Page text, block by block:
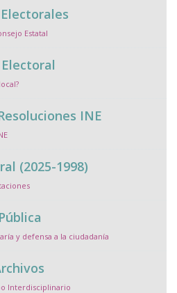
Estatal
INE
(2025-1998)
y defensa a la ciudadanía
Interdisciplinario